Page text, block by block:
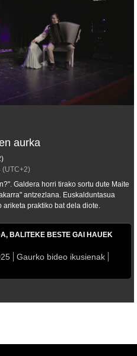
aurka
(UTC+2)
Galdera horri tirako sortu dute Maite
antzezlana. Euskalduntasua
ariketa praktiko bat dela diote.
BALITEKE BESTE GAI HAUEK
Gaurko bideo ikusienak